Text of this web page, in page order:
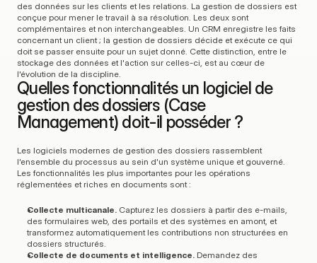
des données sur les clients et les relations. La gestion de dossiers est
conçue pour mener le travail à sa résolution. Les deux sont
complémentaires et non interchangeables. Un CRM enregistre les faits
concernant un client ; la gestion de dossiers décide et exécute ce qui
doit se passer ensuite pour un sujet donné. Cette distinction, entre le
stockage des données et l'action sur celles-ci, est au cœur de
l'évolution de la discipline.
Quelles fonctionnalités un logiciel de
gestion des dossiers (Case
Management) doit-il posséder ?
Les logiciels modernes de gestion des dossiers rassemblent
l'ensemble du processus au sein d'un système unique et gouverné.
Les fonctionnalités les plus importantes pour les opérations
réglementées et riches en documents sont :
Collecte multicanale. Capturez les dossiers à partir des e-mails,
des formulaires web, des portails et des systèmes en amont, et
transformez automatiquement les contributions non structurées en
dossiers structurés.
Collecte de documents et intelligence. Demandez des